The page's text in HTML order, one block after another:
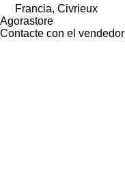
Francia, Civrieux
Agorastore
Contacte con el vendedor